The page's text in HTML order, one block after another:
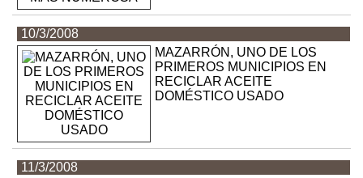
10/3/2008
MAZARRÓN, UNO DE LOS
PRIMEROS MUNICIPIOS EN
RECICLAR ACEITE
DOMÉSTICO USADO
11/3/2008